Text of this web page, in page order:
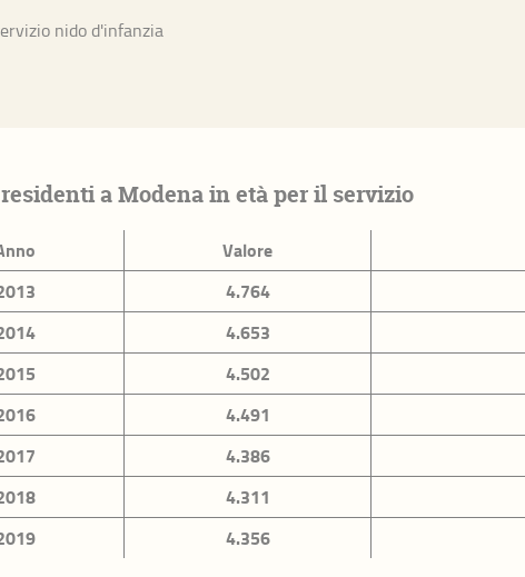
nido d'infanzia
a Modena in età per il servizio
Valore
4.764
4.653
4.502
4.491
4.386
4.311
4.356
e
urbana
stradale Presidio del territorio
dell'infanzia
Autonomia scolastica e
diritto allo studio